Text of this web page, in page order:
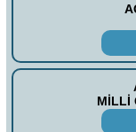
MİLLİ